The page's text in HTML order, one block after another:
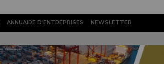
ANNUAIRE D’ENTREPRISES NEWSLETTER